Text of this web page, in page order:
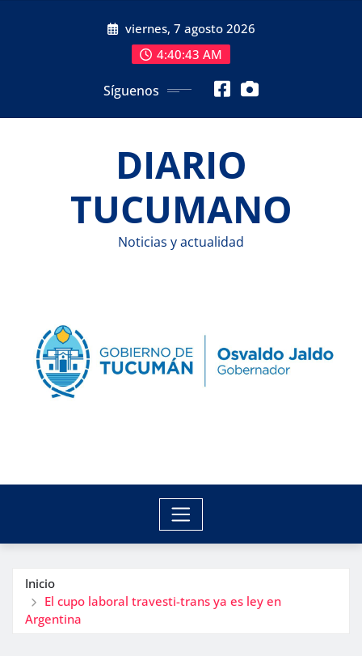
viernes, 7 agosto 2026
4:40:44 AM
Síguenos
DIARIO
TUCUMANO
Noticias y actualidad
Inicio
El cupo laboral travesti-trans ya es ley en
Argentina